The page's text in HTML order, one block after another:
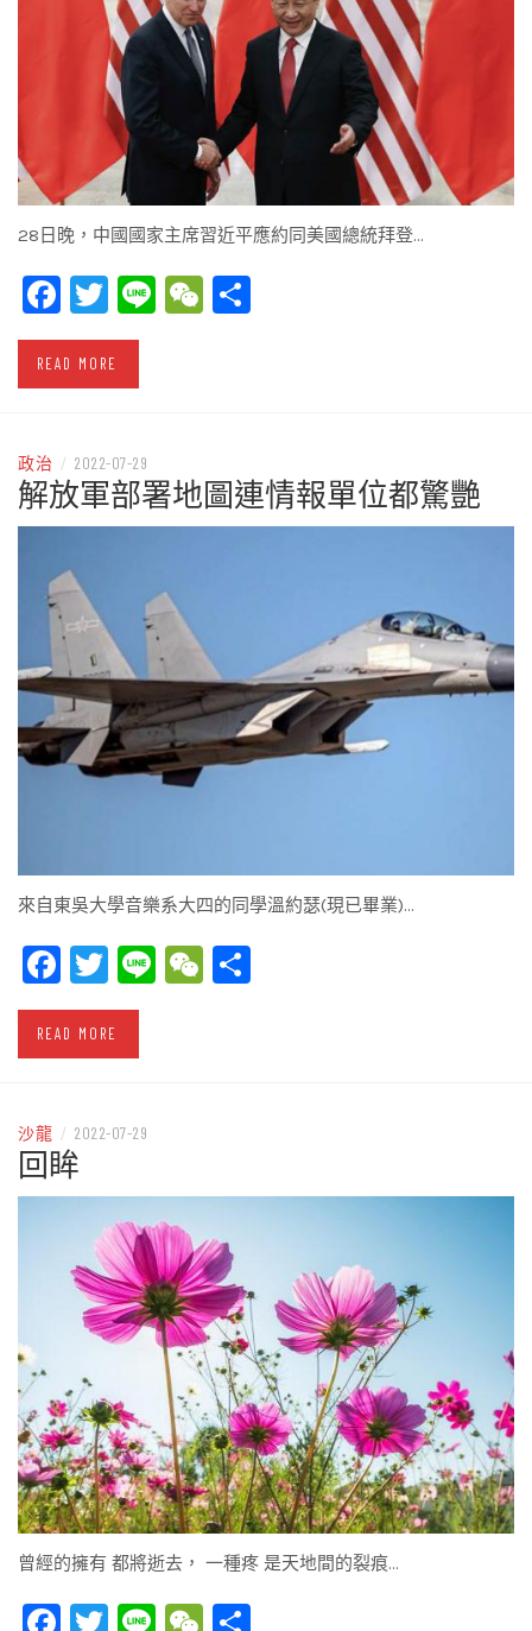
28日晚，中國國家主席習近平應約同美國總統拜登…
Facebook
Twitter
LineWeChat
READ MORE
政治 / 2022-07-29
解放軍部署地圖連情報單位都驚艷
來自東吳大學音樂系大四的同學溫約瑟(現已畢業)…
Facebook
Twitter
LineWeChat
READ MORE
沙龍 / 2022-07-29
回眸
曾經的擁有 都將逝去， 一種疼 是天地間的裂痕…
Facebook
Twitter
LineWeChat